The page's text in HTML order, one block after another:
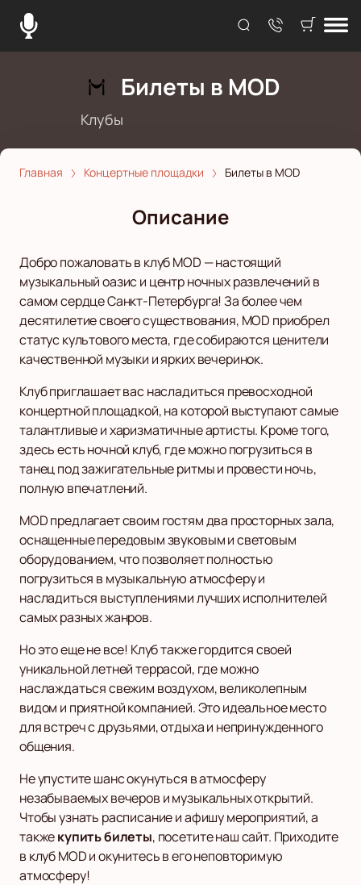
Билеты в MOD
Клубы
Главная Концертные площадки Билеты в MOD
Описание
Добро пожаловать в клуб MOD — настоящий
музыкальный оазис и центр ночных развлечений в
самом сердце Санкт-Петербурга! За более чем
десятилетие своего существования, MOD приобрел
статус культового места, где собираются ценители
качественной музыки и ярких вечеринок.
Клуб приглашает вас насладиться превосходной
концертной площадкой, на которой выступают самые
талантливые и харизматичные артисты. Кроме того,
здесь есть ночной клуб, где можно погрузиться в
танец под зажигательные ритмы и провести ночь,
полную впечатлений.
MOD предлагает своим гостям два просторных зала,
оснащенные передовым звуковым и световым
оборудованием, что позволяет полностью
погрузиться в музыкальную атмосферу и
насладиться выступлениями лучших исполнителей
самых разных жанров.
Но это еще не все! Клуб также гордится своей
уникальной летней террасой, где можно
наслаждаться свежим воздухом, великолепным
видом и приятной компанией. Это идеальное место
для встреч с друзьями, отдыха и непринужденного
общения.
Не упустите шанс окунуться в атмосферу
незабываемых вечеров и музыкальных открытий.
Чтобы узнать расписание и афишу мероприятий, а
такжекупить билеты, посетите наш сайт. Приходите
в клуб MOD и окунитесь в его неповторимую
атмосферу!